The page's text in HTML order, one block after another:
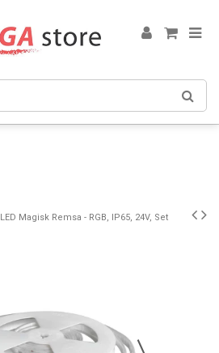
LED Magisk Remsa - RGB, IP65, 24V, Set